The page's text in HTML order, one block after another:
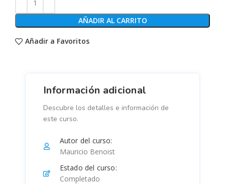
AÑADIR AL CARRITO
Añadir a Favoritos
Información adicional
Descubre los detalles e información de
este curso.
Autor del curso:
Mauricio Benoist
Estado del curso:
Completado